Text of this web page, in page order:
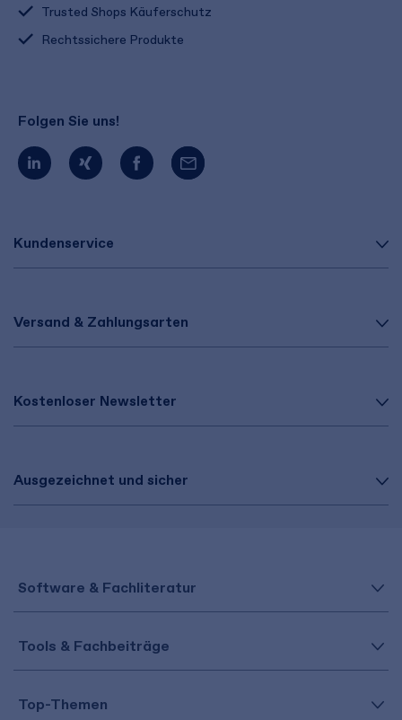
Kundenservice
Versand & Zahlungsarten
Kostenloser Newsletter
Ausgezeichnet und sicher
Trusted Shops Käuferschutz
Rechtssichere Produkte
Folgen Sie uns!
Software & Fachliteratur
Tools & Fachbeiträge
Top-Themen